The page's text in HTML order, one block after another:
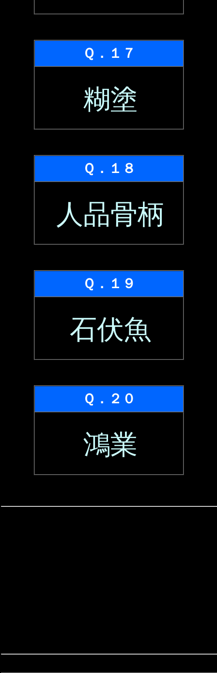
Ｑ．１７
糊塗
Ｑ．１８
人品骨柄
Ｑ．１９
石伏魚
Ｑ．２０
鴻業